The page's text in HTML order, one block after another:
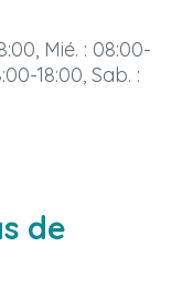
Mié. : 08:00-
18:00, Sab. :
de